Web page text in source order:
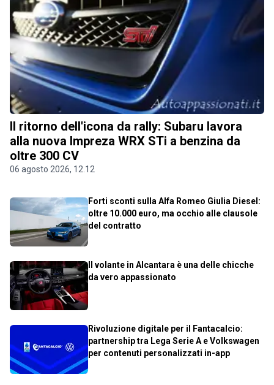
Il ritorno dell'icona da rally: Subaru lavora
alla nuova Impreza WRX STi a benzina da
oltre 300 CV
06 agosto 2026, 12.12
Forti sconti sulla Alfa Romeo Giulia Diesel:
oltre 10.000 euro, ma occhio alle clausole
del contratto
Il volante in Alcantara è una delle chicche
da vero appassionato
Rivoluzione digitale per il Fantacalcio:
partnership tra Lega Serie A e Volkswagen
per contenuti personalizzati in-app